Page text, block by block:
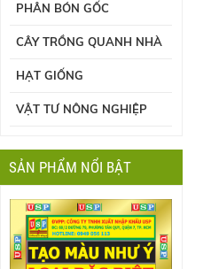
PHÂN BÓN GỐC
CÂY TRỒNG QUANH NHÀ
HẠT GIỐNG
VẬT TƯ NÔNG NGHIỆP
SẢN PHẨM NỔI BẬT